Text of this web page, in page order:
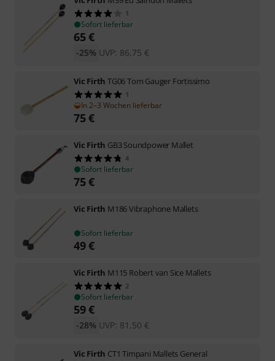
1
Sofort lieferbar
65€
UVP: 86,75 €
-25%
Vic Firth TG06 Tom Gauger Fortissimo
1
In 2–3 Wochen lieferbar
75€
Vic Firth GB3 Soundpower Mallet
4
Sofort lieferbar
75€
Vic Firth M186 Vibraphone Mallets
Sofort lieferbar
49€
Vic Firth M115 Robert van Sice Mallets
2
Sofort lieferbar
59€
UVP: 81,50 €
-28%
Vic Firth CT1 Timpani Mallets General